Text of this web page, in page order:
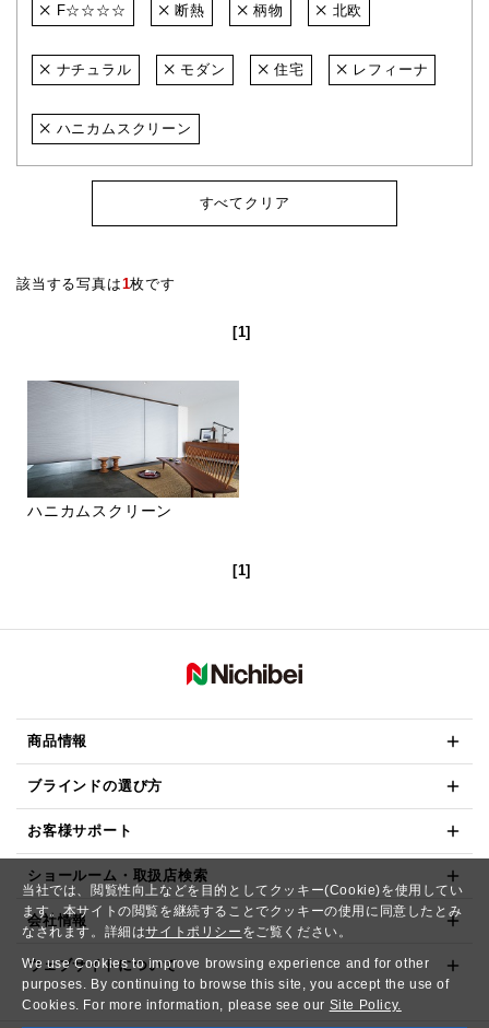
当社では、閲覧性向上などを目的としてクッキー(Cookie)を使用してい
ます。本サイトの閲覧を継続することでクッキーの使用に同意したとみ
なされます。詳細はサイトポリシー をご覧ください。
We use Cookies to improve browsing experience and for other
purposes. By continuing to browse this site, you accept the use of
Cookies. For more information, please see our Site Policy.
F☆☆☆☆ 断熱 柄物 北欧
ナチュラル モダン 住宅 レフィーナ
ハニカムスクリーン
すべてクリア
該当する写真は1枚です
[1]
ハニカムスクリーン
[1]
商品情報
ブラインドの選び方
お客様サポート
ショールーム・取扱店検索
会社情報
ウェブサイトについて